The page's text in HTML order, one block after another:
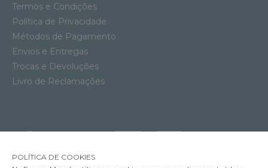
Termos e Condições
Política de Privacidade
Métodos de Pagamento
Envios e Entregas
Trocas e Devoluções
Livro de Reclamações
POLÍTICA DE COOKIES